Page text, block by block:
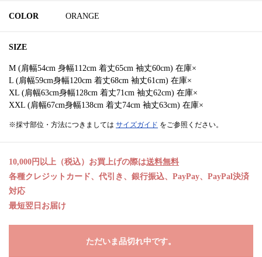
COLOR ORANGE
SIZE
M (肩幅54cm 身幅112cm 着丈65cm 袖丈60cm) 在庫×
L (肩幅59cm身幅120cm 着丈68cm 袖丈61cm) 在庫×
XL (肩幅63cm身幅128cm 着丈71cm 袖丈62cm) 在庫×
XXL (肩幅67cm身幅138cm 着丈74cm 袖丈63cm) 在庫×
※採寸部位・方法につきましては サイズガイド をご参照ください。
10,000円以上（税込）お買上げの際は送料無料
各種クレジットカード、代引き、銀行振込、PayPay、PayPal決済
対応
最短翌日お届け
ただいま品切れ中です。